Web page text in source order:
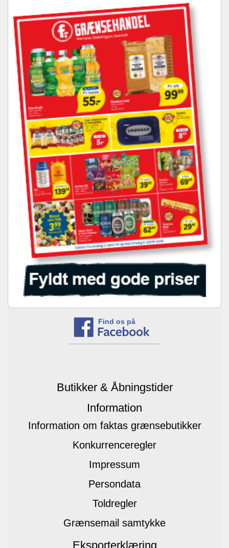
Find os på
Butikker & Åbningstider
Information
Information om faktas grænsebutikker
Konkurrenceregler
Impressum
Persondata
Toldregler
Grænsemail samtykke
Eksporterklæring